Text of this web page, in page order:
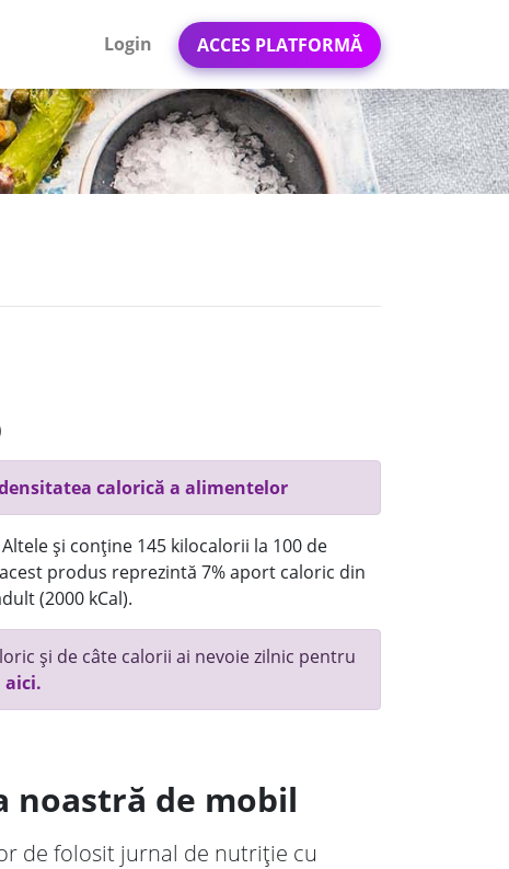
Login ACCES PLATFORMĂ
calorică a alimentelor
și conține 145 kilocalorii la 100 de
produs reprezintă 7% aport caloric din
(2000 kCal).
și de câte calorii ai nevoie zilnic pentru
aici.
noastră de mobil
de folosit jurnal de nutriție cu